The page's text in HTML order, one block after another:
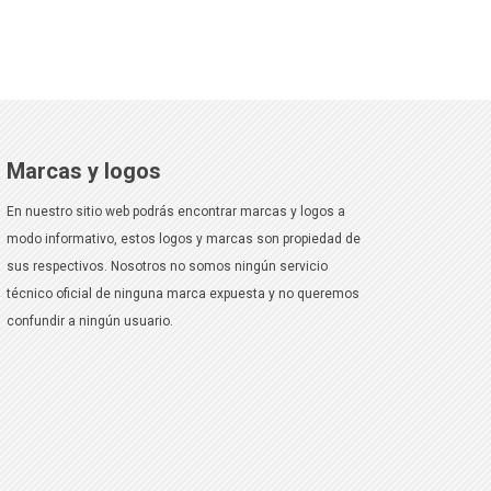
Marcas y logos
En nuestro sitio web podrás encontrar marcas y logos a
modo informativo, estos logos y marcas son propiedad de
sus respectivos. Nosotros no somos ningún servicio
técnico oficial de ninguna marca expuesta y no queremos
confundir a ningún usuario.